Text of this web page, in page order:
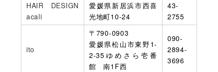
HAIR DESIGN
acali
愛媛県新居浜市西喜
光地町10-24
43-
2755
ito
〒790-0903
愛媛県松山市東野1-
2-35ゆめさら壱番
館 南1F西
090-
2894-
3696